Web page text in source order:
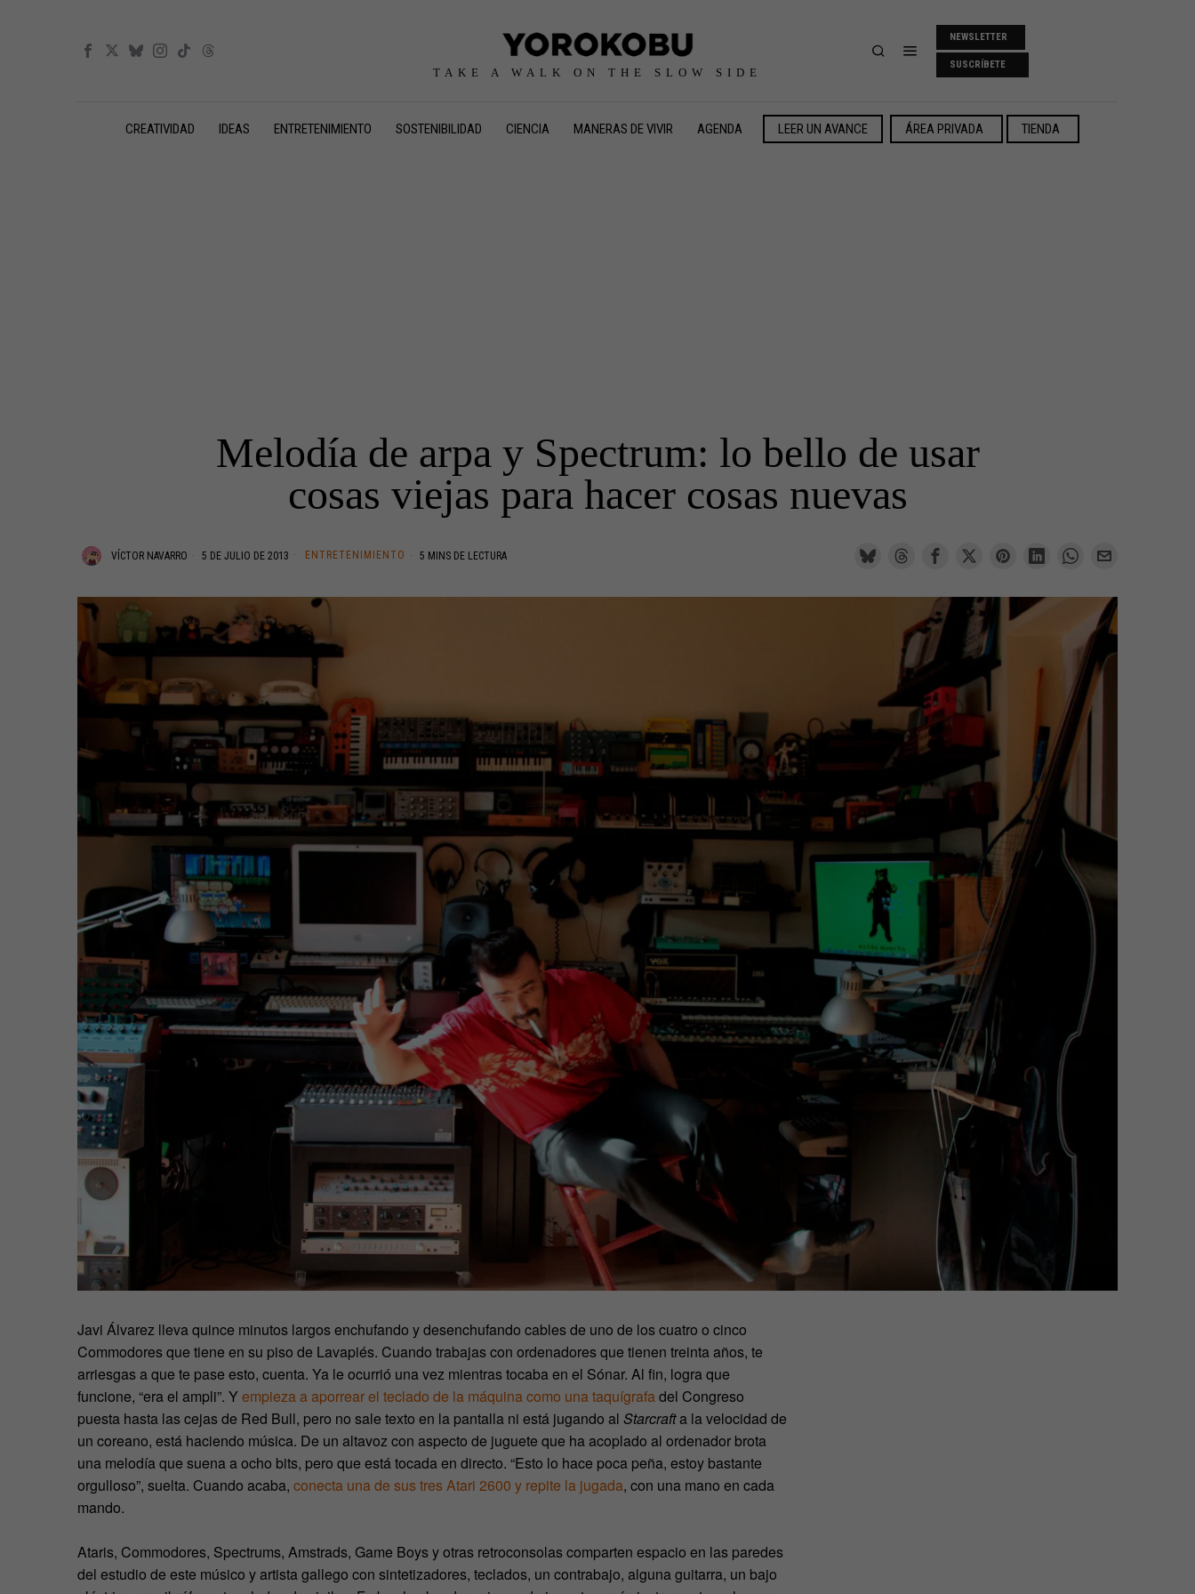
TAKE A WALK ON THE SLOW SIDE
NEWSLETTER
SUSCRÍBETE
CREATIVIDAD IDEAS ENTRETENIMIENTO SOSTENIBILIDAD CIENCIA MANERAS DE VIVIR AGENDA LEER UN AVANCE ÁREA PRIVADA TIENDA
Melodía de arpa y Spectrum: lo bello de usar
cosas viejas para hacer cosas nuevas
VÍCTOR NAVARRO 5 DE JULIO DE 2013 ENTRETENIMIENTO 5 MINS DE LECTURA
Javi Álvarez lleva quince minutos largos enchufando y desenchufando cables de uno de los cuatro o cinco
Commodores que tiene en su piso de Lavapiés. Cuando trabajas con ordenadores que tienen treinta años, te
arriesgas a que te pase esto, cuenta. Ya le ocurrió una vez mientras tocaba en el Sónar. Al fin, logra que
funcione, “era el ampli”. Yempieza a aporrear el teclado de la máquina como una taquígrafa del Congreso
puesta hasta las cejas de Red Bull, pero no sale texto en la pantalla ni está jugando al Starcrafta la velocidad de
un coreano, está haciendo música. De un altavoz con aspecto de juguete que ha acoplado al ordenador brota
una melodía que suena a ocho bits, pero que está tocada en directo. “Esto lo hace poca peña, estoy bastante
orgulloso”, suelta. Cuando acaba, conecta una de sus tres Atari 2600 y repite la jugada, con una mano en cada
mando.
Ataris, Commodores, Spectrums, Amstrads, Game Boys y otras retroconsolas comparten espacio en las paredes
del estudio de este músico y artista gallego con sintetizadores, teclados, un contrabajo, alguna guitarra, un bajo